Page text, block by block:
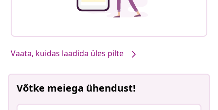
Vaata, kuidas laadida üles pilte
Võtke meiega ühendust!